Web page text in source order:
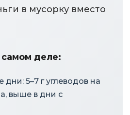
в мусорку вместо
деле:
5–7 г углеводов на
выше в дни с